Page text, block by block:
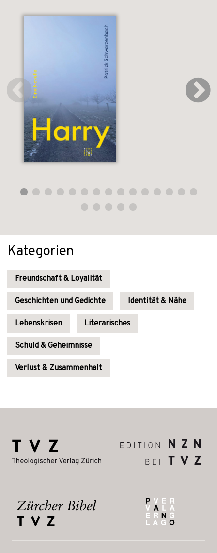
Kategorien
Freundschaft & Loyalität
Geschichten und Gedichte Identität & Nähe
Lebenskrisen Literarisches
Schuld & Geheimnisse
Verlust & Zusammenhalt